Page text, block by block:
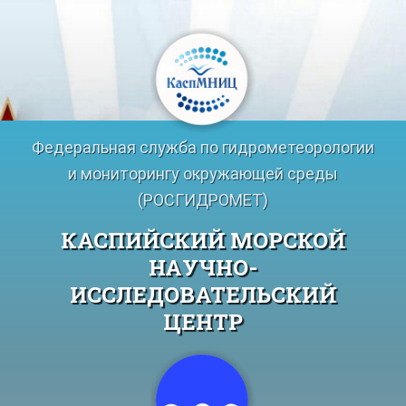
Федеральная служба по гидрометеорологии
и мониторингу окружающей среды
(РОСГИДРОМЕТ)
КАСПИЙСКИЙ МОРСКОЙ
НАУЧНО-
ИССЛЕДОВАТЕЛЬСКИЙ
ЦЕНТР